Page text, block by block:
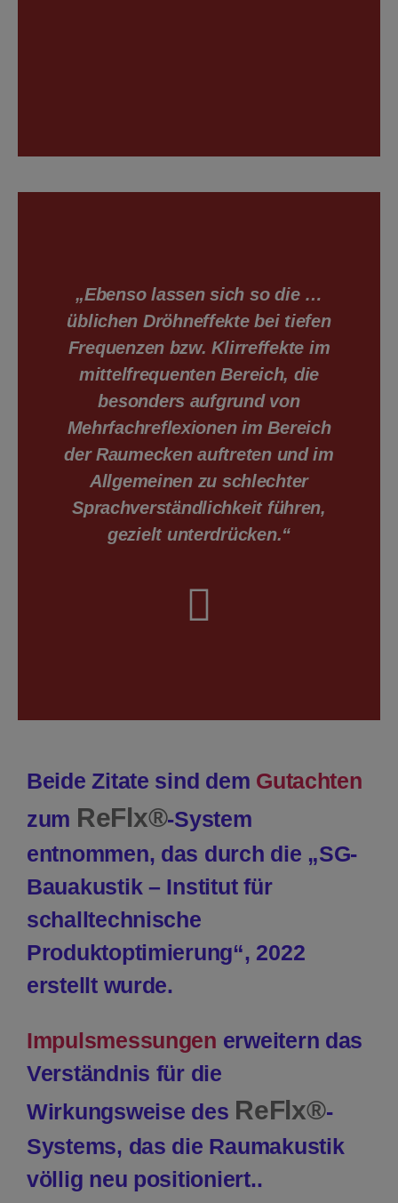
„Ebenso lassen sich so die …
üblichen Dröhneffekte bei tiefen
Frequenzen bzw. Klirreffekte im
mittelfrequenten Bereich, die
besonders aufgrund von
Mehrfachreflexionen im Bereich
der Raumecken auftreten und im
Allgemeinen zu schlechter
Sprachverständlichkeit führen,
gezielt unterdrücken.“
Beide Zitate sind dem Gutachten
zum ReFlx®-System
entnommen, das durch die „SG-
Bauakustik – Institut für
schalltechnische
Produktoptimierung“, 2022
erstellt wurde.
Impulsmessungen erweitern das
Verständnis für die
Wirkungsweise des ReFlx®-
Systems, das die Raumakustik
völlig neu positioniert..